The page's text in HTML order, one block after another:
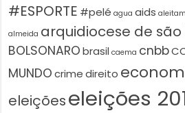
#ESPORTE #pelé agua aids
almeida arquidiocese de são
BOLSONARO brasil caema cnbb
MUNDO crime direito
eleiçõeseleições